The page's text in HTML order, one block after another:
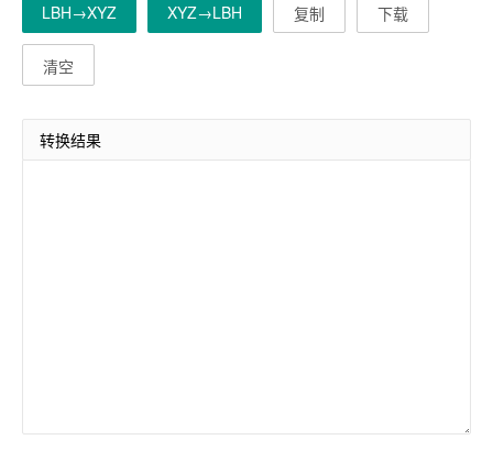
LBH→XYZ XYZ→LBH 复制 下载
清空
转换结果